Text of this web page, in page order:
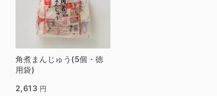
角煮まんじゅう(5個・徳
用袋)
2,613 円